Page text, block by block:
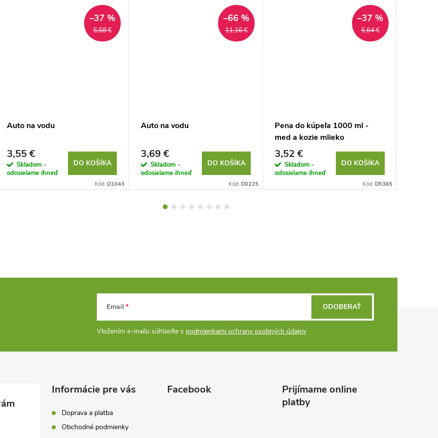
5,68 €
–37 %
Auto na vodu
3,55 €
Skladom -
odosielame ihneď
DO KOŠÍKA
Kód: D1043
11,16 €
–66 %
Auto na vodu
3,69 €
Skladom -
odosielame ihneď
DO KOŠÍKA
Kód: D0225
5,64 €
–37 %
Pena do kúpeľa 1000 ml -
med a kozie mlieko
3,52 €
Skladom -
odosielame ihneď
DO KOŠÍKA
Kód: D5365
Email
Vložením e-mailu súhlasíte s podmienkami ochrany osobných údajov
ODOBERAŤ
Informácie pre vás
Doprava a platba
Obchodné podmienky
Facebook
Prijímame online
platby